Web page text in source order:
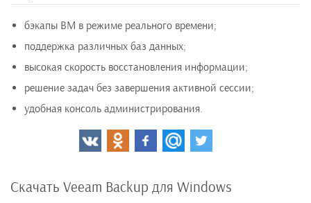
бэкапы ВМ в режиме реального времени;
поддержка различных баз данных;
высокая скорость восстановления информации;
решение задач без завершения активной сессии;
удобная консоль администрирования.
Скачать Veeam Backup для Windows